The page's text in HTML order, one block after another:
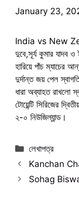
January 23,
India vs New
দুবে,সূর্য কুমার যাদব ও
হারিয়ে পাঁচ ম্যাচের
দুর্দান্ত জয় পেল
ধারা অব্যাহত রাখলো
টোয়েন্টি সিরিজের
২-০ নিউজিল্যান্ড।
Categories
লেখাপত্র
Kanchan
Sohag